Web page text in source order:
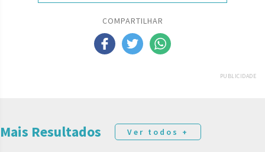
COMPARTILHAR
PUBLICIDADE
Mais Resultados Ver todos +